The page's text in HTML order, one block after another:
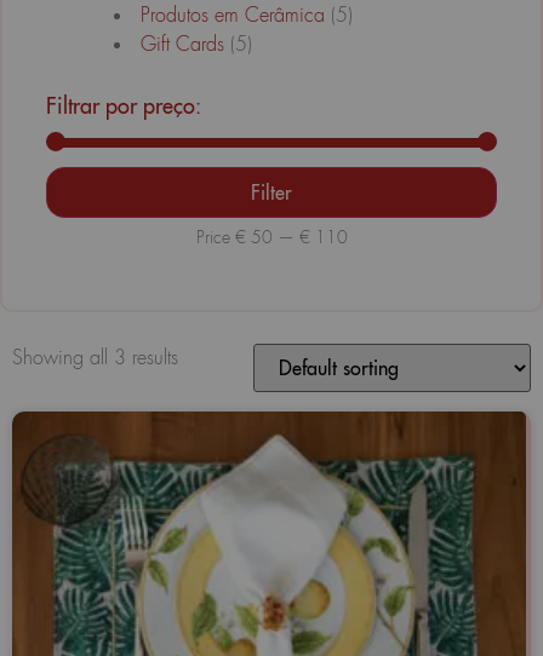
Produtos em Cerâmica (5)
Gift Cards (5)
Filtrar por preço:
Filter
Price € 50 — € 110
Showing all 3 results